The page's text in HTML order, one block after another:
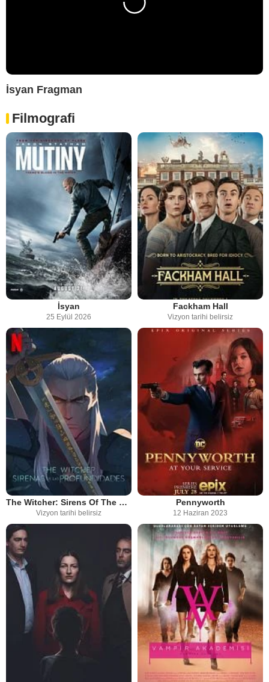
İsyan Fragman
Filmografi
İsyan
25 Eylül 2026
Fackham Hall
Vizyon tarihi belirsiz
The Witcher: Sirens Of The Deep
Vizyon tarihi belirsiz
Pennyworth
12 Haziran 2023